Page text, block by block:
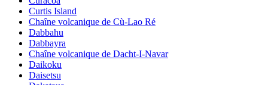
Curtis Island
Chaîne volcanique de Cù-Lao Ré
Dabbahu
Dabbayra
Chaîne volcanique de Dacht-I-Navar
Daikoku
Daisetsu